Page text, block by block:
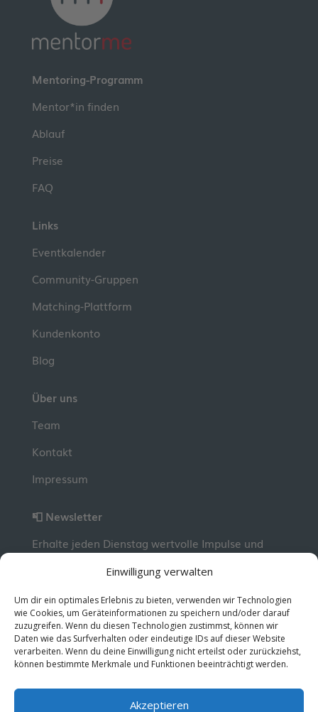
Einwilligung verwalten
Um dir ein optimales Erlebnis zu bieten, verwenden wir Technologien
wie Cookies, um Geräteinformationen zu speichern und/oder darauf
zuzugreifen. Wenn du diesen Technologien zustimmst, können wir
Daten wie das Surfverhalten oder eindeutige IDs auf dieser Website
verarbeiten. Wenn du deine Einwilligung nicht erteilst oder zurückziehst,
können bestimmte Merkmale und Funktionen beeinträchtigt werden.
Akzeptieren
Mentoring-Programm
Mentor*in finden
Ablauf
Preise
FAQ
Links
Eventkalender
Community-Gruppen
Matching-Plattform
Kundenkonto
Blog
Über uns
Team
Kontakt
Impressum
📮 Newsletter
Erhalte jeden Dienstag wertvolle Impulse und
kostenlos abonnieren!
© 2026 MentorMe. Alle Rechte vorbehalten.
Datenschutz
AGBs